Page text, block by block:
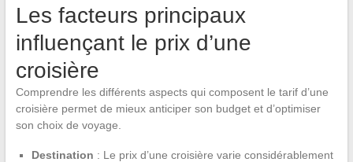
Les facteurs principaux
influençant le prix d’une
croisière
Comprendre les différents aspects qui composent le tarif d’une
croisière permet de mieux anticiper son budget et d’optimiser
son choix de voyage.
Destination : Le prix d’une croisière varie considérablement